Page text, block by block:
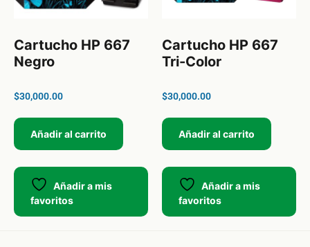
Cartucho HP 667
Negro
$30,000.00
Añadir al carrito
Añadir a mis
favoritos
Cartucho HP 667
Tri-Color
$30,000.00
Añadir al carrito
Añadir a mis
favoritos